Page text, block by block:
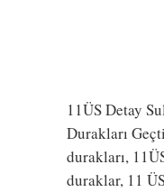
11ÜS Detay
Durakları
durakları,
duraklar, 11